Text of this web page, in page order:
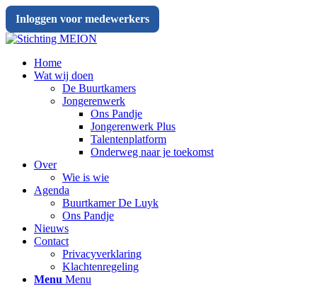
Inloggen voor medewerkers
Home
Wat wij doen
De Buurtkamers
Jongerenwerk
Ons Pandje
Jongerenwerk Plus
Talentenplatform
Onderweg naar je toekomst
Over
Wie is wie
Agenda
Buurtkamer De Luyk
Ons Pandje
Nieuws
Contact
Privacyverklaring
Klachtenregeling
Menu Menu